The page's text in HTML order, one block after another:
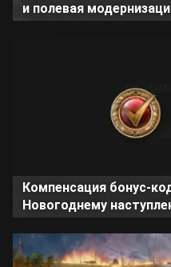
и полевая
Компенсация бонус-
Новогоднему